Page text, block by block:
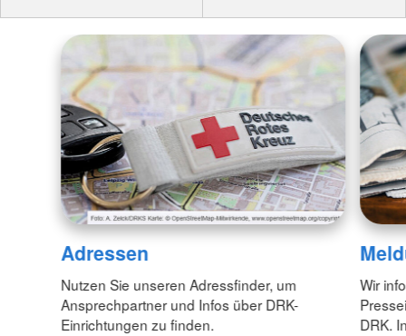
Adressen
Nutzen Sie unseren Adressfinder, um
Ansprechpartner und Infos über DRK-
Einrichtungen zu finden.
Wir
DRK.